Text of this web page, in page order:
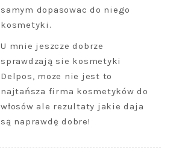
samym dopasowac do niego
kosmetyki.
U mnie jeszcze dobrze
sprawdzają sie kosmetyki
Delpos, moze nie jest to
najtańsza firma kosmetyków do
włosów ale rezultaty jakie daja
są naprawdę dobre!